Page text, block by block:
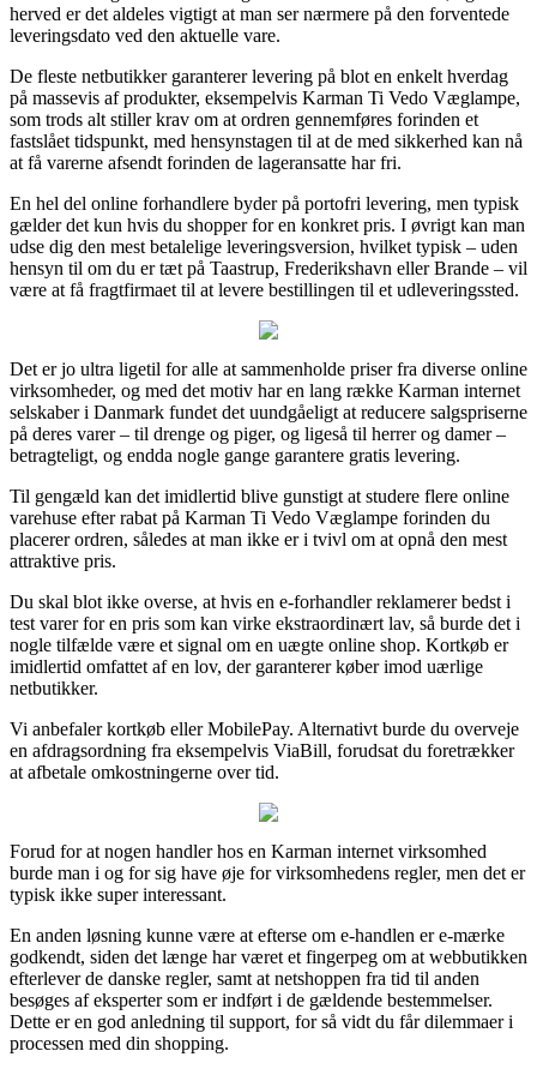
herved er det aldeles vigtigt at man ser nærmere på den forventede
leveringsdato ved den aktuelle vare.
De fleste netbutikker garanterer levering på blot en enkelt hverdag
på massevis af produkter, eksempelvis Karman Ti Vedo Væglampe,
som trods alt stiller krav om at ordren gennemføres forinden et
fastslået tidspunkt, med hensynstagen til at de med sikkerhed kan nå
at få varerne afsendt forinden de lageransatte har fri.
En hel del online forhandlere byder på portofri levering, men typisk
gælder det kun hvis du shopper for en konkret pris. I øvrigt kan man
udse dig den mest betalelige leveringsversion, hvilket typisk – uden
hensyn til om du er tæt på Taastrup, Frederikshavn eller Brande – vil
være at få fragtfirmaet til at levere bestillingen til et udleveringssted.
Det er jo ultra ligetil for alle at sammenholde priser fra diverse online
virksomheder, og med det motiv har en lang række Karman internet
selskaber i Danmark fundet det uundgåeligt at reducere salgspriserne
på deres varer – til drenge og piger, og ligeså til herrer og damer –
betragteligt, og endda nogle gange garantere gratis levering.
Til gengæld kan det imidlertid blive gunstigt at studere flere online
varehuse efter rabat på Karman Ti Vedo Væglampe forinden du
placerer ordren, således at man ikke er i tvivl om at opnå den mest
attraktive pris.
Du skal blot ikke overse, at hvis en e-forhandler reklamerer bedst i
test varer for en pris som kan virke ekstraordinært lav, så burde det i
nogle tilfælde være et signal om en uægte online shop. Kortkøb er
imidlertid omfattet af en lov, der garanterer køber imod uærlige
netbutikker.
Vi anbefaler kortkøb eller MobilePay. Alternativt burde du overveje
en afdragsordning fra eksempelvis ViaBill, forudsat du foretrækker
at afbetale omkostningerne over tid.
Forud for at nogen handler hos en Karman internet virksomhed
burde man i og for sig have øje for virksomhedens regler, men det er
typisk ikke super interessant.
En anden løsning kunne være at efterse om e-handlen er e-mærke
godkendt, siden det længe har været et fingerpeg om at webbutikken
efterlever de danske regler, samt at netshoppen fra tid til anden
besøges af eksperter som er indført i de gældende bestemmelser.
Dette er en god anledning til support, for så vidt du får dilemmaer i
processen med din shopping.